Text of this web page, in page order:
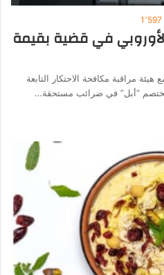
1٬597
في قضية بقيمة
مراقبة مكافحة الاحتكار التابعة
تختصم “أبل” في ضرائب مستحقة…